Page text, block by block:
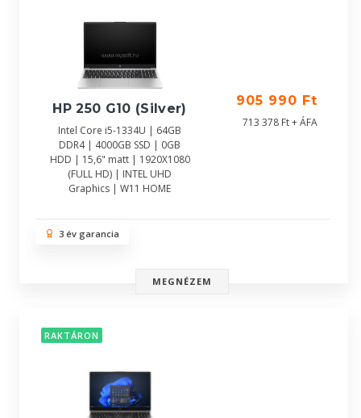
HP 250 G10 (Silver)
Intel Core i5-1334U | 64GB
DDR4 | 4000GB SSD | 0GB
HDD | 15,6" matt | 1920X1080
(FULL HD) | INTEL UHD
Graphics | W11 HOME
905 990 Ft
713 378 Ft + ÁFA
3 év garancia
MEGNÉZEM
RAKTÁRON